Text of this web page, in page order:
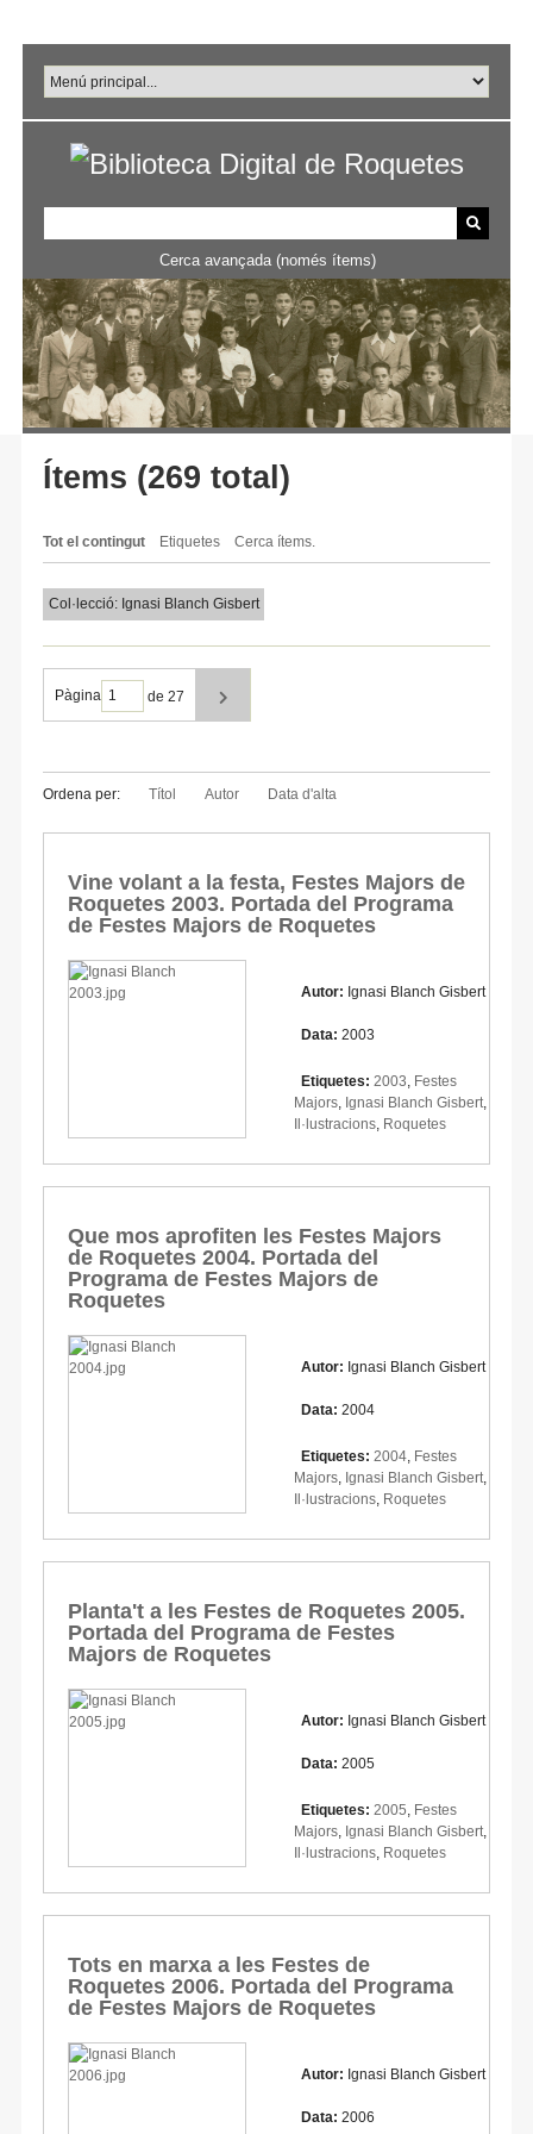
principal
Cerca avançada (només ítems)
Ítems (269 total)
Tot el contingut Etiquetes Cerca ítems.
Col·lecció: Ignasi Blanch Gisbert
Pàgina de 27
Ordena per: Títol Autor Data d'alta
Vine volant a la festa, Festes Majors de
Roquetes 2003. Portada del Programa
de Festes Majors de Roquetes
Autor: Ignasi Blanch Gisbert
Data: 2003
Etiquetes: 2003 Festes
Majors Ignasi Blanch Gisbert
Il·lustracions Roquetes
Que mos aprofiten les Festes Majors
de Roquetes 2004. Portada del
Programa de Festes Majors de
Roquetes
Autor: Ignasi Blanch Gisbert
Data: 2004
Etiquetes: 2004 Festes
Majors Ignasi Blanch Gisbert
Il·lustracions Roquetes
Planta't a les Festes de Roquetes 2005.
Portada del Programa de Festes
Majors de Roquetes
Autor: Ignasi Blanch Gisbert
Data: 2005
Etiquetes: 2005 Festes
Majors Ignasi Blanch Gisbert
Il·lustracions Roquetes
Tots en marxa a les Festes de
Roquetes 2006. Portada del Programa
de Festes Majors de Roquetes
Autor: Ignasi Blanch Gisbert
Data: 2006